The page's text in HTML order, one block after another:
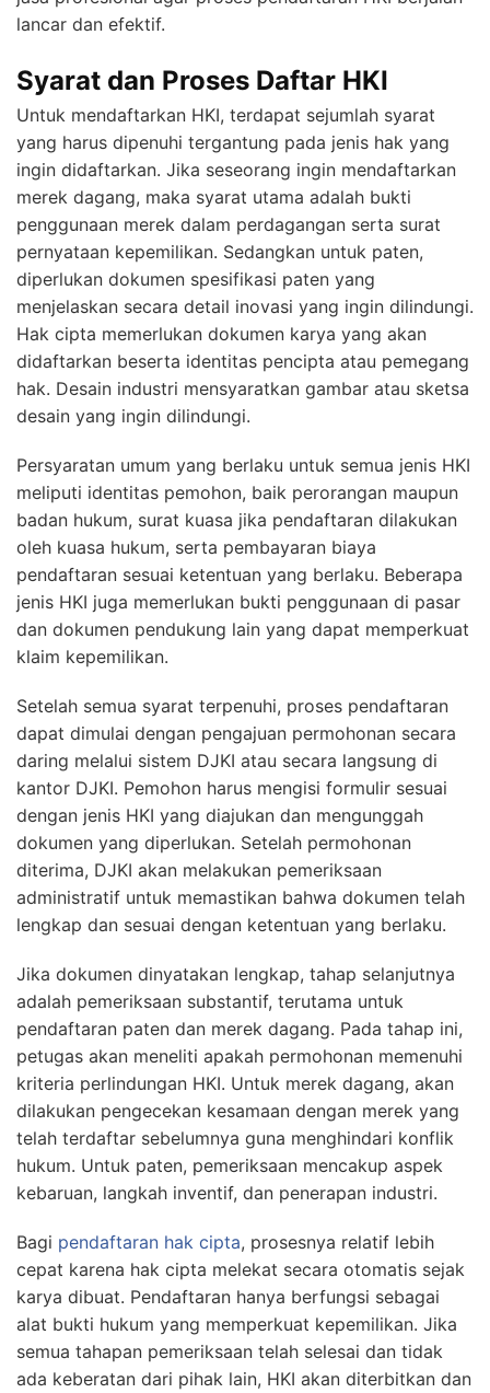
lancar dan efektif.
Syarat dan Proses Daftar HKI
Untuk mendaftarkan HKI, terdapat sejumlah syarat
yang harus dipenuhi tergantung pada jenis hak yang
ingin didaftarkan. Jika seseorang ingin mendaftarkan
merek dagang, maka syarat utama adalah bukti
penggunaan merek dalam perdagangan serta surat
pernyataan kepemilikan. Sedangkan untuk paten,
diperlukan dokumen spesifikasi paten yang
menjelaskan secara detail inovasi yang ingin dilindungi.
Hak cipta memerlukan dokumen karya yang akan
didaftarkan beserta identitas pencipta atau pemegang
hak. Desain industri mensyaratkan gambar atau sketsa
desain yang ingin dilindungi.
Persyaratan umum yang berlaku untuk semua jenis HKI
meliputi identitas pemohon, baik perorangan maupun
badan hukum, surat kuasa jika pendaftaran dilakukan
oleh kuasa hukum, serta pembayaran biaya
pendaftaran sesuai ketentuan yang berlaku. Beberapa
jenis HKI juga memerlukan bukti penggunaan di pasar
dan dokumen pendukung lain yang dapat memperkuat
klaim kepemilikan.
Setelah semua syarat terpenuhi, proses pendaftaran
dapat dimulai dengan pengajuan permohonan secara
daring melalui sistem DJKI atau secara langsung di
kantor DJKI. Pemohon harus mengisi formulir sesuai
dengan jenis HKI yang diajukan dan mengunggah
dokumen yang diperlukan. Setelah permohonan
diterima, DJKI akan melakukan pemeriksaan
administratif untuk memastikan bahwa dokumen telah
lengkap dan sesuai dengan ketentuan yang berlaku.
Jika dokumen dinyatakan lengkap, tahap selanjutnya
adalah pemeriksaan substantif, terutama untuk
pendaftaran paten dan merek dagang. Pada tahap ini,
petugas akan meneliti apakah permohonan memenuhi
kriteria perlindungan HKI. Untuk merek dagang, akan
dilakukan pengecekan kesamaan dengan merek yang
telah terdaftar sebelumnya guna menghindari konflik
hukum. Untuk paten, pemeriksaan mencakup aspek
kebaruan, langkah inventif, dan penerapan industri.
Bagi pendaftaran hak cipta, prosesnya relatif lebih
cepat karena hak cipta melekat secara otomatis sejak
karya dibuat. Pendaftaran hanya berfungsi sebagai
alat bukti hukum yang memperkuat kepemilikan. Jika
semua tahapan pemeriksaan telah selesai dan tidak
ada keberatan dari pihak lain, HKI akan diterbitkan dan